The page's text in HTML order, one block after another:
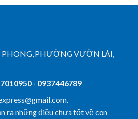
PHONG, PHƯỜNG VƯỜN LÀI,
- 0937446789
ra những điều chưa tốt về con